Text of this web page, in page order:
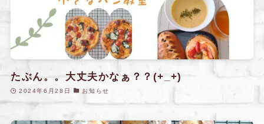
たぶん。。大丈夫かなぁ？？(+_+)
2024年6月28日 お知らせ